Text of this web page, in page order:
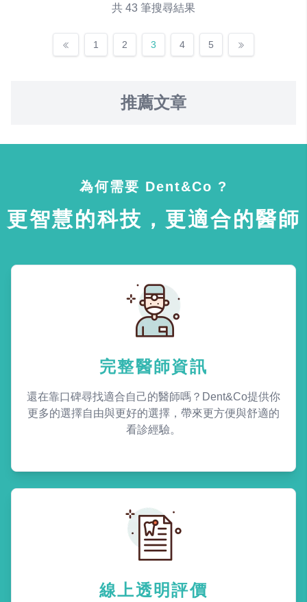
共 43 筆搜尋結果
1 2 3 4 5
推薦文章
為何需要 Dent&Co ?
更智慧的科技，更適合的醫師
完整醫師資訊
還在靠口碑尋找適合自己的醫師嗎？Dent&Co提供你
更多的選擇自由與更好的選擇，帶來更方便與舒適的
看診經驗。
線上透明評價